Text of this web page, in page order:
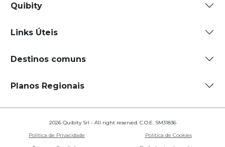
Quibity
Links Úteis
Destinos comuns
Planos Regionais
2026 Quibity Srl - All right reserved. C.O.E. SM31836
Política de Privacidade
Política de Cookies